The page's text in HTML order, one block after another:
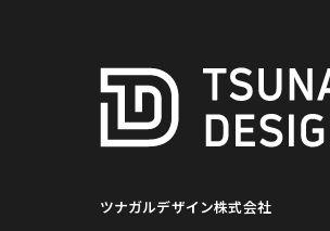
ツナガルデザイン株式会社